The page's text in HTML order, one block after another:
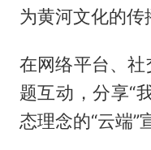
为黄河文化的传
在网络平台、
题互动，分享“
态理念的“云端”